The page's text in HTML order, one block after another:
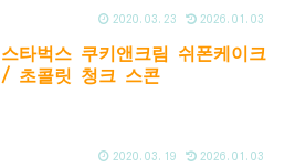
2020.03.23 2026.01.03
스타벅스 쿠키앤크림 쉬폰케이크
/ 초콜릿 청크 스콘
2020.03.19 2026.01.03